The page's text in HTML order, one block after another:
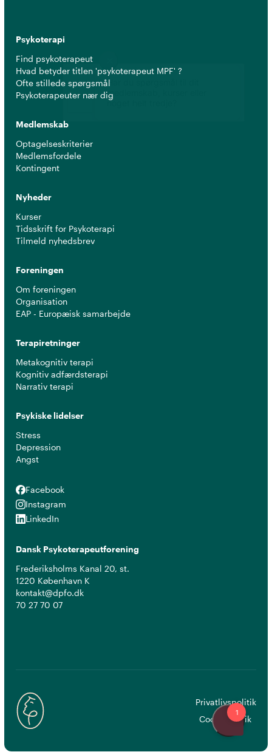
Psykoterapi
Find psykoterapeut
Hvad betyder titlen 'psykoterapeut MPF' ?
Ofte stillede spørgsmål
Psykoterapeuter nær dig
Medlemskab
Optagelseskriterier
Medlemsfordele
Kontingent
Nyheder
Kurser
Tidsskrift for Psykoterapi
Tilmeld nyhedsbrev
Foreningen
Om foreningen
Organisation
EAP - Europæisk samarbejde
Terapiretninger
Metakognitiv terapi
Kognitiv adfærdsterapi
Narrativ terapi
Psykiske lidelser
Stress
Depression
Angst
Facebook
Facebook
Instagram
Instagram
LinkedIn
LinkedIn
Dansk Psykoterapeutforening
Frederiksholms Kanal 20, st.
1220 København K
kontakt@dpfo.dk
70 27 70 07
Privatlivspolitik
Cookiepolitik